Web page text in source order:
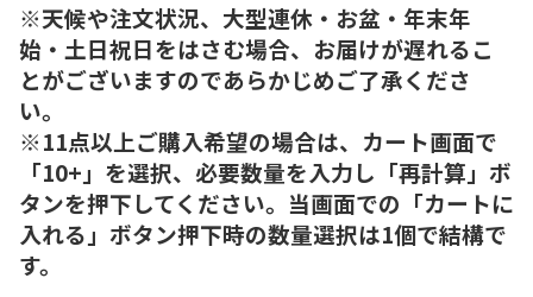
※天候や注文状況、大型連休・お盆・年末年
始・土日祝日をはさむ場合、お届けが遅れるこ
とがございますのであらかじめご了承くださ
い。
※11点以上ご購入希望の場合は、カート画面で
「10+」を選択、必要数量を入力し「再計算」ボ
タンを押下してください。当画面での「カートに
入れる」ボタン押下時の数量選択は1個で結構で
す。